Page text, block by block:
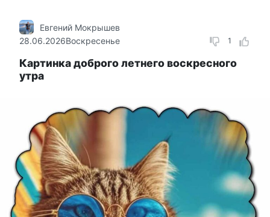
1
Евгений Мокрышев
28.06.2026Воскресенье
Картинка доброго летнего воскресного
утра